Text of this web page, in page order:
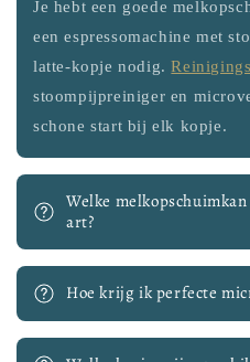
Je hebt een goede
een espressomachine met
latte-kopje nodig.
stoompijpreiniger en
schone start bij elk kopje.
Welke
art?
Hoe krijg ik perfecte